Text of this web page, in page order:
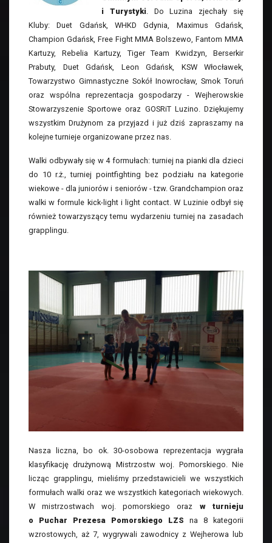
i Turystyki. Do Luzina zjechały się
Kluby: Duet Gdańsk, WHKD Gdynia, Maximus Gdańsk,
Champion Gdańsk, Free Fight MMA Bolszewo, Fantom MMA
Kartuzy, Rebelia Kartuzy, Tiger Team Kwidzyn, Berserkir
Prabuty, Duet Gdańsk, Leon Gdańsk, KSW Włocławek,
Towarzystwo Gimnastyczne Sokół Inowrocław, Smok Toruń
oraz wspólna reprezentacja gospodarzy - Wejherowskie
Stowarzyszenie Sportowe oraz GOSRiT Luzino. Dziękujemy
wszystkim Drużynom za przyjazd i już dziś zapraszamy na
kolejne turnieje organizowane przez nas.
Walki odbywały się w 4 formułach: turniej na pianki dla dzieci
do 10 r.ż., turniej pointfighting bez podziału na kategorie
wiekowe - dla juniorów i seniorów - tzw. Grandchampion oraz
walki w formule kick-light i light contact. W Luzinie odbył się
również towarzyszący temu wydarzeniu turniej na zasadach
grapplingu.
Nasza liczna, bo ok. 30-osobowa reprezentacja wygrała
klasyfikację drużynową Mistrzostw woj. Pomorskiego. Nie
licząc grapplingu, mieliśmy przedstawicieli we wszystkich
formułach walki oraz we wszystkich kategoriach wiekowych.
W mistrzostwach woj. pomorskiego oraz w turnieju
o Puchar Prezesa Pomorskiego LZS na 8 kategorii
wzrostowych, aż 7, wygrywali zawodnicy z Wejherowa lub